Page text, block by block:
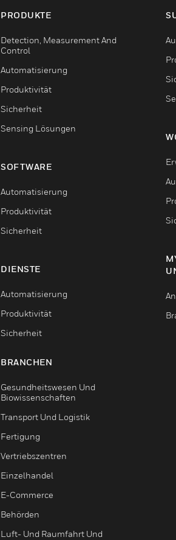
PRODUKTE
Detection, Measurement And
Control
Automatisierung
Produktivität
Sicherheit
Sensing Lösungen
SOFTWARE
Automatisierung
Produktivität
Sicherheit
DIENSTE
Automatisierung
Produktivität
Sicherheit
BRANCHEN
Gesundheitswesen Und
Biowissenschaften
Transport Und Logistik
Fertigung
Vertriebszentren
Einzelhandel
E-Commerce
Behörden
Luft- Und Raumfahrt Und